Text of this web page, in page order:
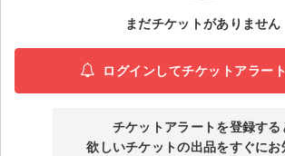
スポーツ
演劇・ミュージカル
ご利用ガイド
まだチケットがありません
ログインしてチケットアラー
チケットアラートを登録する
欲しいチケットの出品をすぐにお